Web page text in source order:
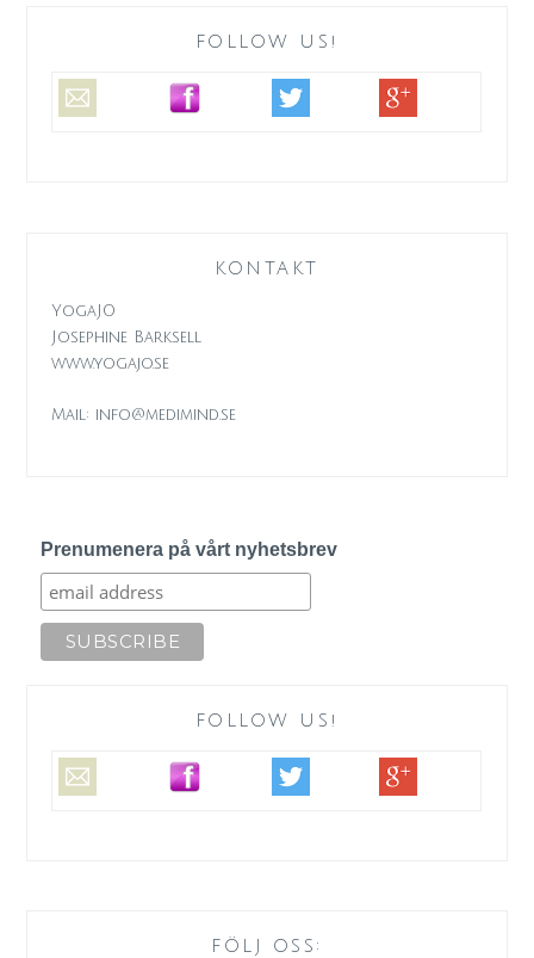
FOLLOW US!
KONTAKT
YogaJO
Josephine Barksell
www.yogajo.se
Mail: info@medimind.se
Prenumenera på vårt nyhetsbrev
FOLLOW US!
FÖLJ OSS: